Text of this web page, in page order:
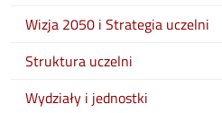
Wizja 2050 i Strategia uczelni
Struktura uczelni
Wydziały i jednostki